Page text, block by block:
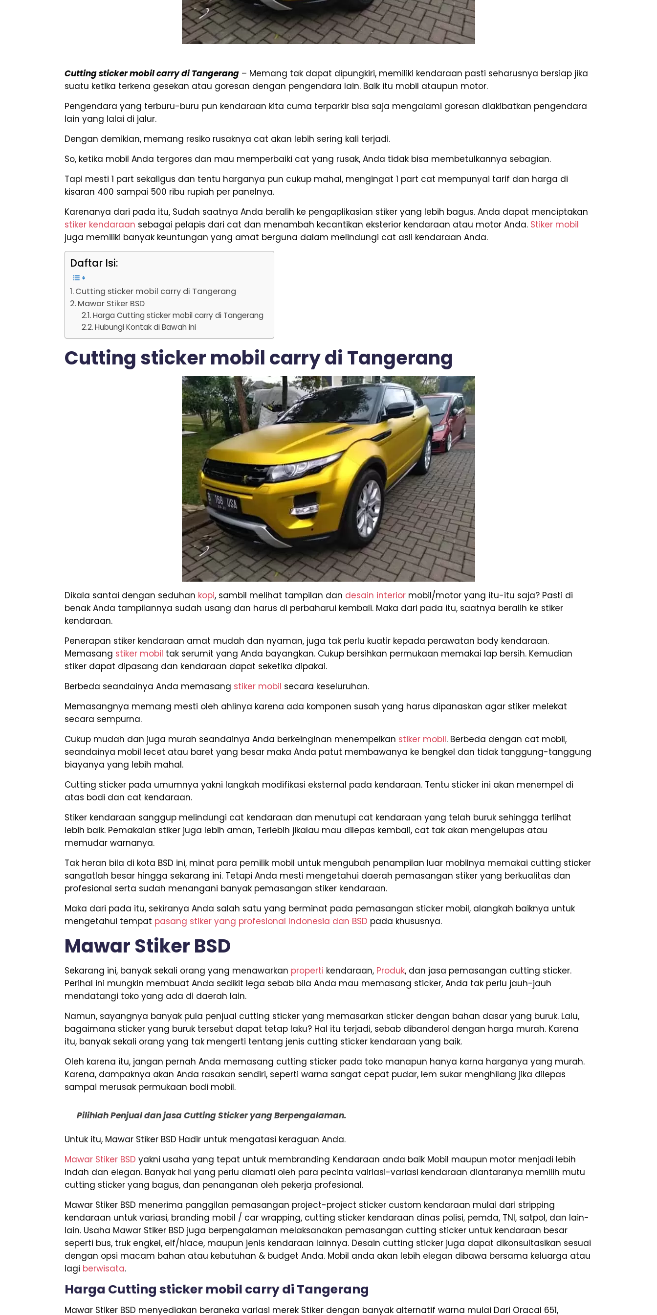
Cutting sticker mobil carry di Tangerang – Memang tak dapat dipungkiri, memiliki kendaraan pasti seharusnya bersiap jika
suatu ketika terkena gesekan atau goresan dengan pengendara lain. Baik itu mobil ataupun motor.
Pengendara yang terburu-buru pun kendaraan kita cuma terparkir bisa saja mengalami goresan diakibatkan pengendara
lain yang lalai di jalur.
Dengan demikian, memang resiko rusaknya cat akan lebih sering kali terjadi.
So, ketika mobil Anda tergores dan mau memperbaiki cat yang rusak, Anda tidak bisa membetulkannya sebagian.
Tapi mesti 1 part sekaligus dan tentu harganya pun cukup mahal, mengingat 1 part cat mempunyai tarif dan harga di
kisaran 400 sampai 500 ribu rupiah per panelnya.
Karenanya dari pada itu, Sudah saatnya Anda beralih ke pengaplikasian stiker yang lebih bagus. Anda dapat menciptakan
stiker kendaraan sebagai pelapis dari cat dan menambah kecantikan eksterior kendaraan atau motor Anda. Stiker mobil
juga memiliki banyak keuntungan yang amat berguna dalam melindungi cat asli kendaraan Anda.
Daftar Isi:
Cutting sticker mobil carry di Tangerang
Mawar Stiker BSD
Harga Cutting sticker mobil carry di Tangerang
Hubungi Kontak di Bawah ini
Cutting sticker mobil carry di Tangerang
Dikala santai dengan seduhan kopi, sambil melihat tampilan dan desain interior mobil/motor yang itu-itu saja? Pasti di
benak Anda tampilannya sudah usang dan harus di perbaharui kembali. Maka dari pada itu, saatnya beralih ke stiker
kendaraan.
Penerapan stiker kendaraan amat mudah dan nyaman, juga tak perlu kuatir kepada perawatan body kendaraan.
Memasang stiker mobil tak serumit yang Anda bayangkan. Cukup bersihkan permukaan memakai lap bersih. Kemudian
stiker dapat dipasang dan kendaraan dapat seketika dipakai.
Berbeda seandainya Anda memasang stiker mobil secara keseluruhan.
Memasangnya memang mesti oleh ahlinya karena ada komponen susah yang harus dipanaskan agar stiker melekat
secara sempurna.
Cukup mudah dan juga murah seandainya Anda berkeinginan menempelkan stiker mobil. Berbeda dengan cat mobil,
seandainya mobil lecet atau baret yang besar maka Anda patut membawanya ke bengkel dan tidak tanggung-tanggung
biayanya yang lebih mahal.
Cutting sticker pada umumnya yakni langkah modifikasi eksternal pada kendaraan. Tentu sticker ini akan menempel di
atas bodi dan cat kendaraan.
Stiker kendaraan sanggup melindungi cat kendaraan dan menutupi cat kendaraan yang telah buruk sehingga terlihat
lebih baik. Pemakaian stiker juga lebih aman, Terlebih jikalau mau dilepas kembali, cat tak akan mengelupas atau
memudar warnanya.
Tak heran bila di kota BSD ini, minat para pemilik mobil untuk mengubah penampilan luar mobilnya memakai cutting sticker
sangatlah besar hingga sekarang ini. Tetapi Anda mesti mengetahui daerah pemasangan stiker yang berkualitas dan
profesional serta sudah menangani banyak pemasangan stiker kendaraan.
Maka dari pada itu, sekiranya Anda salah satu yang berminat pada pemasangan sticker mobil, alangkah baiknya untuk
mengetahui tempat pasang stiker yang profesional Indonesia dan BSD pada khususnya.
Mawar Stiker BSD
Sekarang ini, banyak sekali orang yang menawarkan properti kendaraan, Produk, dan jasa pemasangan cutting sticker.
Perihal ini mungkin membuat Anda sedikit lega sebab bila Anda mau memasang sticker, Anda tak perlu jauh-jauh
mendatangi toko yang ada di daerah lain.
Namun, sayangnya banyak pula penjual cutting sticker yang memasarkan sticker dengan bahan dasar yang buruk. Lalu,
bagaimana sticker yang buruk tersebut dapat tetap laku? Hal itu terjadi, sebab dibanderol dengan harga murah. Karena
itu, banyak sekali orang yang tak mengerti tentang jenis cutting sticker kendaraan yang baik.
Oleh karena itu, jangan pernah Anda memasang cutting sticker pada toko manapun hanya karna harganya yang murah.
Karena, dampaknya akan Anda rasakan sendiri, seperti warna sangat cepat pudar, lem sukar menghilang jika dilepas
sampai merusak permukaan bodi mobil.
Pilihlah Penjual dan jasa Cutting Sticker yang Berpengalaman.
Untuk itu, Mawar Stiker BSD Hadir untuk mengatasi keraguan Anda.
Mawar Stiker BSD yakni usaha yang tepat untuk membranding Kendaraan anda baik Mobil maupun motor menjadi lebih
indah dan elegan. Banyak hal yang perlu diamati oleh para pecinta vairiasi-variasi kendaraan diantaranya memilih mutu
cutting sticker yang bagus, dan penanganan oleh pekerja profesional.
Mawar Stiker BSD menerima panggilan pemasangan project-project sticker custom kendaraan mulai dari stripping
kendaraan untuk variasi, branding mobil / car wrapping, cutting sticker kendaraan dinas polisi, pemda, TNI, satpol, dan lain-
lain. Usaha Mawar Stiker BSD juga berpengalaman melaksanakan pemasangan cutting sticker untuk kendaraan besar
seperti bus, truk engkel, elf/hiace, maupun jenis kendaraan lainnya. Desain cutting sticker juga dapat dikonsultasikan sesuai
dengan opsi macam bahan atau kebutuhan & budget Anda. Mobil anda akan lebih elegan dibawa bersama keluarga atau
lagi berwisata.
Harga Cutting sticker mobil carry di Tangerang
Mawar Stiker BSD menyediakan beraneka variasi merek Stiker dengan banyak alternatif warna mulai Dari Oracal 651,